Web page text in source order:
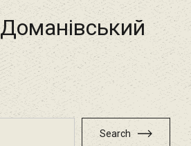
Доманівський
Search